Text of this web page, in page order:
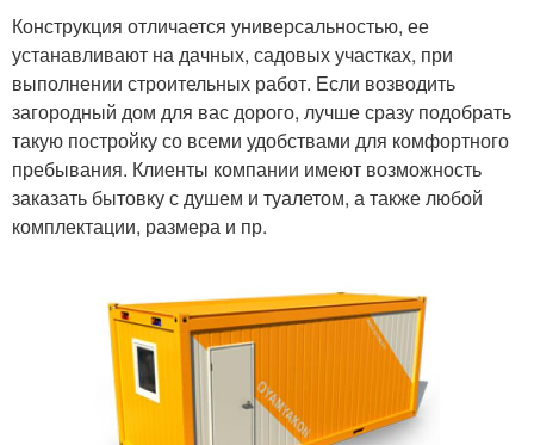
Конструкция отличается универсальностью, ее
устанавливают на дачных, садовых участках, при
выполнении строительных работ. Если возводить
загородный дом для вас дорого, лучше сразу подобрать
такую постройку со всеми удобствами для комфортного
пребывания. Клиенты компании имеют возможность
заказать бытовку с душем и туалетом, а также любой
комплектации, размера и пр.